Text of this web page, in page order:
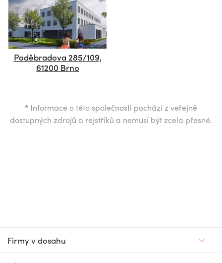
Poděbradova 285/109,
61200 Brno
* Informace o této společnosti pochází z veřejně
dostupných zdrojů a rejstříků a nemusí být zcela přesné.
Firmy v dosahu